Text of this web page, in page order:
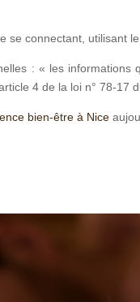
se connectant, utilisant
: « les informations
4 de la loi n° 78-17
bien-être à Nice